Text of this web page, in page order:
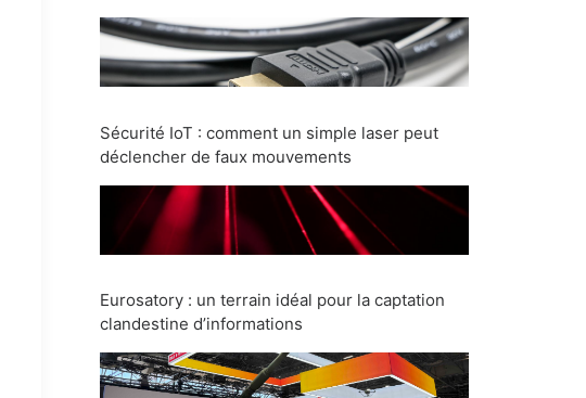
Sécurité IoT : comment un simple laser peut
déclencher de faux mouvements
Eurosatory : un terrain idéal pour la captation
clandestine d’informations